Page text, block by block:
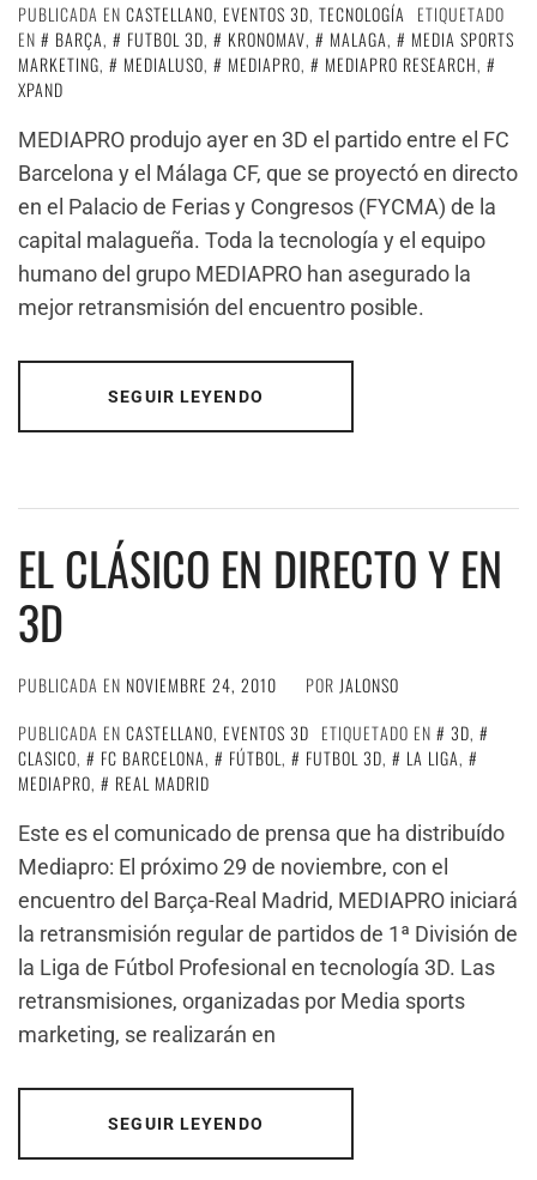
PUBLICADA EN CASTELLANO, EVENTOS 3D, TECNOLOGÍA
ETIQUETADO
EN
BARÇA, FUTBOL 3D, KRONOMAV, MALAGA,
MEDIA SPORTS
MARKETING, MEDIALUSO, MEDIAPRO, MEDIAPRO RESEARCH,
XPAND
MEDIAPRO produjo ayer en 3D el partido entre el FC
Barcelona y el Málaga CF, que se proyectó en directo
en el Palacio de Ferias y Congresos (FYCMA) de la
capital malagueña. Toda la tecnología y el equipo
humano del grupo MEDIAPRO han asegurado la
mejor retransmisión del encuentro posible.
SEGUIR LEYENDO
EL CLÁSICO EN DIRECTO Y EN
3D
PUBLICADA EN NOVIEMBRE 24, 2010 POR JALONSO
PUBLICADA EN CASTELLANO, EVENTOS 3D ETIQUETADO EN 3D,
CLASICO, FC BARCELONA, FÚTBOL, FUTBOL 3D, LA LIGA,
MEDIAPRO,
REAL MADRID
Este es el comunicado de prensa que ha distribuído
Mediapro: El próximo 29 de noviembre, con el
encuentro del Barça-Real Madrid, MEDIAPRO iniciará
la retransmisión regular de partidos de 1ª División de
la Liga de Fútbol Profesional en tecnología 3D. Las
retransmisiones, organizadas por Media sports
marketing, se realizarán en
SEGUIR LEYENDO